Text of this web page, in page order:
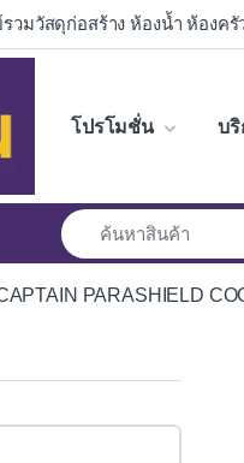
วมวัสดุก่อสร้าง ห้องน้ำ ห้องครั
โปรโมชั่น บริ
PARASHIELD